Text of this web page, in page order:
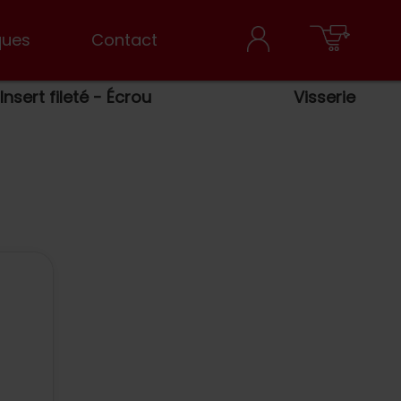
Contact
Insert fileté - Écrou Visserie